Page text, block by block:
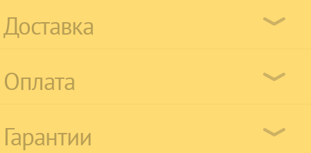
Доставка
Оплата
Гарантии